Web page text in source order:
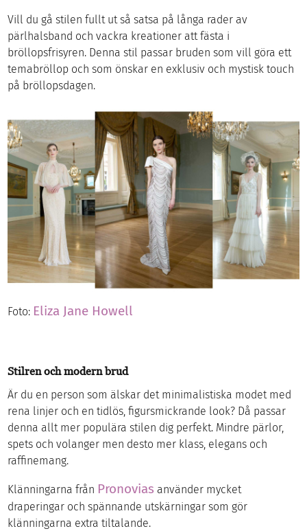
Vill du gå stilen fullt ut så satsa på långa rader av
pärlhalsband och vackra kreationer att fästa i
bröllopsfrisyren. Denna stil passar bruden som vill göra ett
temabröllop och som önskar en exklusiv och mystisk touch
på bröllopsdagen.
Foto: Eliza Jane Howell
Stilren och modern brud
Är du en person som älskar det minimalistiska modet med
rena linjer och en tidlös, figursmickrande look? Då passar
denna allt mer populära stilen dig perfekt. Mindre pärlor,
spets och volanger men desto mer klass, elegans och
raffinemang.
Klänningarna från Pronovias använder mycket
draperingar och spännande utskärningar som gör
klänningarna extra tiltalande.